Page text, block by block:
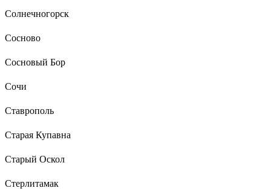
Солнечногорск
Сосново
Сосновый Бор
Сочи
Ставрополь
Старая Купавна
Старый Оскол
Стерлитамак